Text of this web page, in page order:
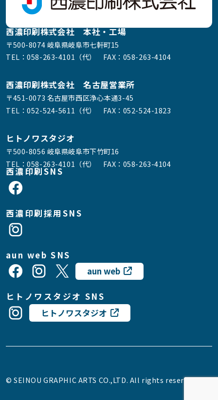
西濃印刷株式会社 本社・工場
〒500-8074 岐阜県岐阜市七軒町15
TEL：058-263-4101（代） FAX：058-263-4104
西濃印刷株式会社 名古屋営業所
〒451-0073 名古屋市西区浄心本通3-45
TEL：052-524-5611（代） FAX：052-524-1823
ヒトノワスタジオ
〒500-8056 岐阜県岐阜市下竹町16
TEL：058-263-4101（代） FAX：058-263-4104
西濃印刷SNS
西濃印刷採用SNS
aun web SNS
aun web
ヒトノワスタジオ SNS
ヒトノワスタジオ
© SEINOU GRAPHIC ARTS CO.,LTD. All rights reserved.